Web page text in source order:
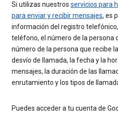
Si utilizas nuestros servicios para
para enviar y recibir mensajes, es
información del registro
teléfono, el número de la persona
número de la persona que recibe
desvío de llamada, la fecha y la
mensajes, la duración de las
enrutamiento y los tipos de
Puedes acceder a tu cuenta de